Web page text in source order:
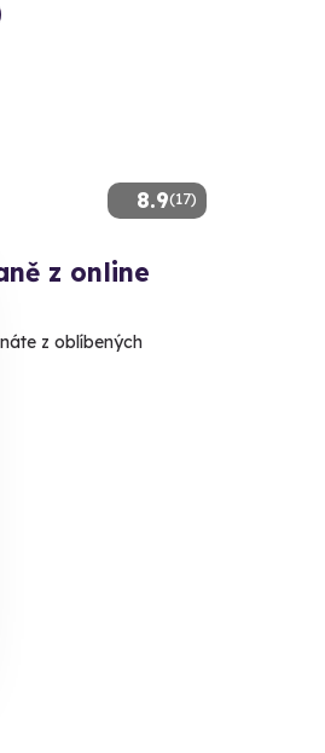
8.9(17)
z online
z oblíbených